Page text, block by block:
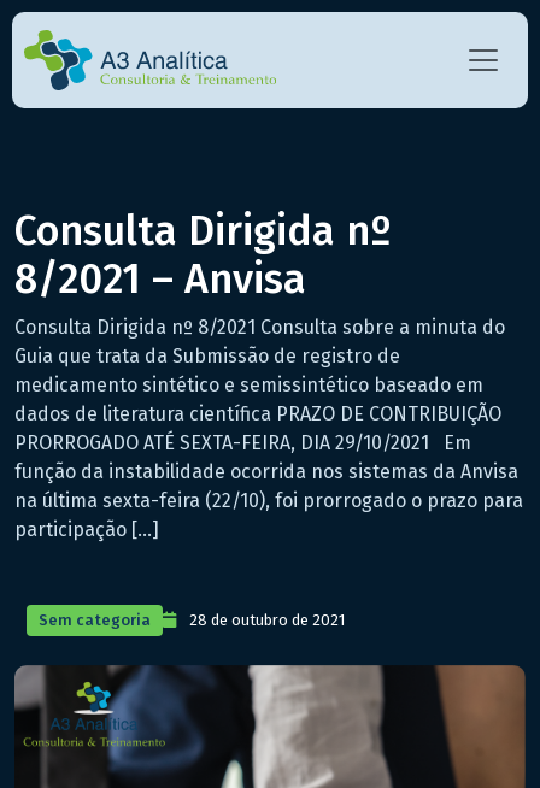
Consulta Dirigida nº
8/2021 – Anvisa
Consulta Dirigida nº 8/2021 Consulta sobre a minuta do
Guia que trata da Submissão de registro de
medicamento sintético e semissintético baseado em
dados de literatura científica PRAZO DE CONTRIBUIÇÃO
PRORROGADO ATÉ SEXTA-FEIRA, DIA 29/10/2021 Em
função da instabilidade ocorrida nos sistemas da Anvisa
na última sexta-feira (22/10), foi prorrogado o prazo para
participação […]
Sem categoria 28 de outubro de 2021